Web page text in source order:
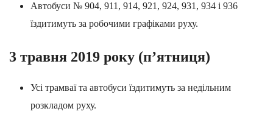
Автобуси № 904, 911, 914, 921, 924, 931, 934 i 936
їздитимуть за робочими графіками руху.
3 травня 2019 року (п’ятниця)
Усі трамваї та автобуси їздитимуть за недільним
розкладом руху.